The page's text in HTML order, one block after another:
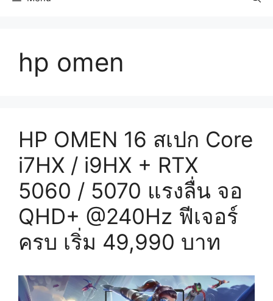
hp omen
HP OMEN 16 สเปก Core
i7HX / i9HX + RTX
5060 / 5070 แรงลื่น จอ
QHD+ @240Hz ฟีเจอร์
ครบ เริ่ม 49,990 บาท